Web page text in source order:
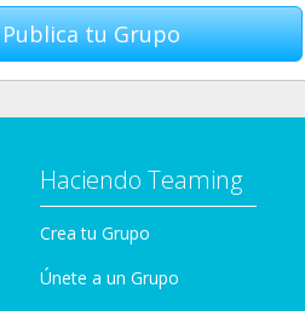
Publica tu Grupo
Haciendo Teaming
Crea tu Grupo
Únete a un Grupo